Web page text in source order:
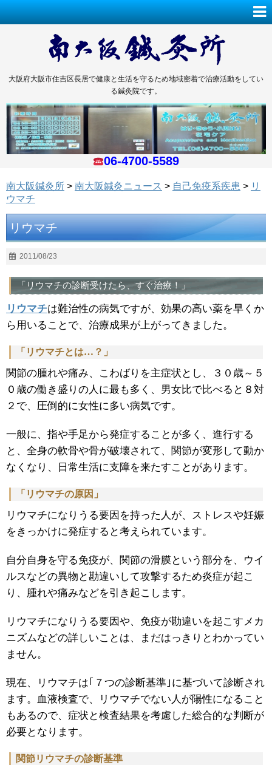
大阪府大阪市住吉区長居で健康と生活を守るため地域密着で治療活動をしてい
る鍼灸院です。
06-4700-5589
南大阪鍼灸所 > 南大阪鍼灸ニュース > 自己免疫系疾患 > リ
ウマチ
リウマチ
2011/08/23
「リウマチの診断受けたら、すぐ治療！」
リウマチは難治性の病気ですが、効果の高い薬を早くか
ら用いることで、治療成果が上がってきました。
「リウマチとは…？」
関節の腫れや痛み、こわばりを主症状とし、３０歳～５
０歳の働き盛りの人に最も多く、男女比で比べると８対
２で、圧倒的に女性に多い病気です。
一般に、指や手足から発症することが多く、進行する
と、全身の軟骨や骨が破壊されて、関節が変形して動か
なくなり、日常生活に支障を来たすことがあります。
「リウマチの原因」
リウマチになりうる要因を持った人が、ストレスや妊娠
をきっかけに発症すると考えられています。
自分自身を守る免疫が、関節の滑膜という部分を、ウイ
ルスなどの異物と勘違いして攻撃するため炎症が起こ
り、腫れや痛みなどを引き起こします。
リウマチになりうる要因や、免疫が勘違いを起こすメカ
ニズムなどの詳しいことは、まだはっきりとわかってい
ません。
現在、リウマチは｢７つの診断基準｣に基づいて診断され
ます。血液検査で、リウマチでない人が陽性になること
もあるので、症状と検査結果を考慮した総合的な判断が
必要となります。
関節リウマチの診断基準